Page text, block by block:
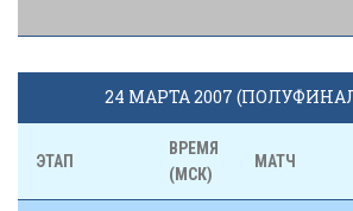
24 МАРТА 2007
ЭТАП
ВРЕМЯ
(МСК)
МАТЧ